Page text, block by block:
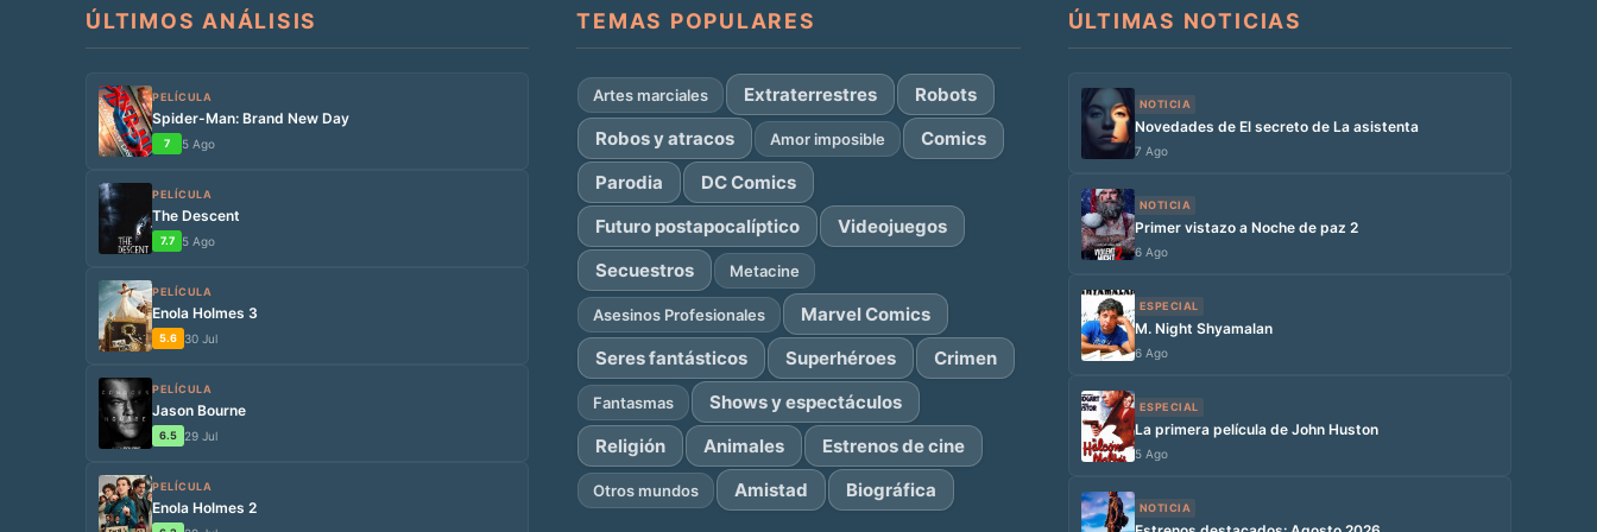
ÚLTIMOS ANÁLISIS
PELÍCULA
Spider-Man: Brand New Day
7 5 Ago
PELÍCULA
The Descent
7.7 5 Ago
PELÍCULA
Enola Holmes 3
5.6 30 Jul
PELÍCULA
Jason Bourne
6.5 29 Jul
PELÍCULA
Enola Holmes 2
TEMAS POPULARES
Artes marciales Extraterrestres
Robots
Robos y atracos
Amor imposible
Comics
Parodia
DC Comics
Futuro postapocalíptico
Videojuegos
Secuestros
Metacine
Asesinos Profesionales
Marvel Comics
Seres fantásticos
Superhéroes Crimen
Fantasmas
Shows y espectáculos
Religión
Animales Estrenos de cine
Otros mundos Amistad Biográfica
ÚLTIMAS NOTICIAS
NOTICIA
Novedades de El secreto de La asistenta
7 Ago
NOTICIA
Primer vistazo a Noche de paz 2
6 Ago
ESPECIAL
M. Night Shyamalan
6 Ago
ESPECIAL
La primera película de John Huston
5 Ago
NOTICIA